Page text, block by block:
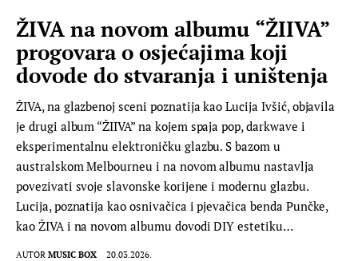
ŽIVA na novom albumu “ŽIIVA”
progovara o osjećajima koji
dovode do stvaranja i uništenja
ŽIVA, na glazbenoj sceni poznatija kao Lucija Ivšić, objavila
je drugi album “ŽIIVA” na kojem spaja pop, darkwave i
eksperimentalnu elektroničku glazbu. S bazom u
australskom Melbourneu i na novom albumu nastavlja
povezivati svoje slavonske korijene i modernu glazbu.
Lucija, poznatija kao osnivačica i pjevačica benda Punčke,
kao ŽIVA i na novom albumu dovodi DIY estetiku…
AUTOR MUSIC BOX 20.03.2026.